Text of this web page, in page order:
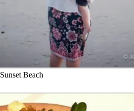
Sunset Beach